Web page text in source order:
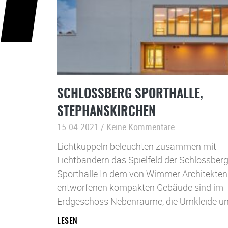
SCHLOSSBERG SPORTHALLE,
STEPHANSKIRCHEN
15.04.2021
Keine Kommentare
Lichtkuppeln beleuchten zusammen mit
Lichtbändern das Spielfeld der Schlossberg
Sporthalle In dem von Wimmer Architekten
entworfenen kompakten Gebäude sind im
Erdgeschoss Nebenräume, die Umkleide
LESEN